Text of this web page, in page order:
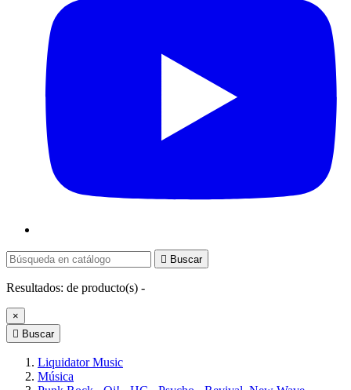
 Buscar
Resultados: de producto(s) -
×
 Buscar
Liquidator Music
Música